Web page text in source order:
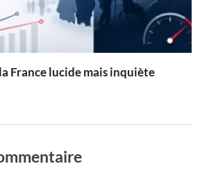
France lucide mais inquiète